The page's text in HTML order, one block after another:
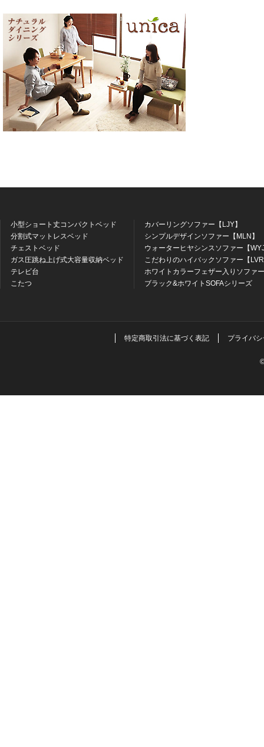
小型ショート丈コンパクトベッド
分割式マットレスベッド
チェストベッド
ガス圧跳ね上げ式大容量収納ベッド
テレビ台
こたつ
カバーリングソファー【LJY】
シンプルデザインソファー【MLN】
ウォーターヒヤシンスソファー【
こだわりのハイバックソファー【
ホワイトカラーフェザー入りソファ
ブラック&ホワイトSOFAシリーズ
特定商取引法に基づく表記 プライバ